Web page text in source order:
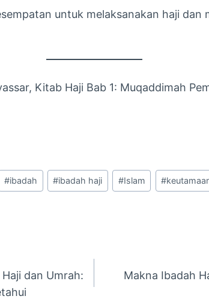
untuk melaksanakan haji dan
Kitab Haji Bab 1: Muqaddimah
#ibadah #ibadah haji #Islam #
dan Umrah:
Makna Ibadah